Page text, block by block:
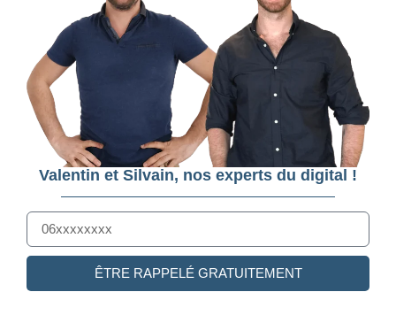
Valentin et Silvain, nos experts du digital !
ÊTRE RAPPELÉ GRATUITEMENT